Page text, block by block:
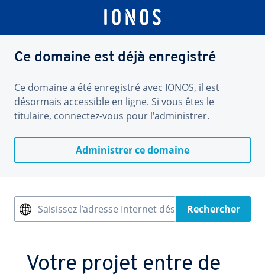
Ce domaine est déjà enregistré
Ce domaine a été enregistré avec IONOS, il est
désormais accessible en ligne. Si vous êtes le
titulaire, connectez-vous pour l'administrer.
Administrer ce domaine
Saisissez l’adresse Internet désiréeRechercher
Votre projet entre de